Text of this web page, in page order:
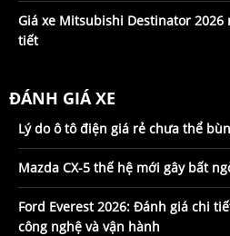
Giá xe Mitsubishi Destinator
tiết
ĐÁNH GIÁ XE
Lý do ô tô điện giá rẻ chưa thể
Mazda CX-5 thế hệ mới gây bất
Ford Everest 2026: Đánh giá chi
công nghệ và vận hành